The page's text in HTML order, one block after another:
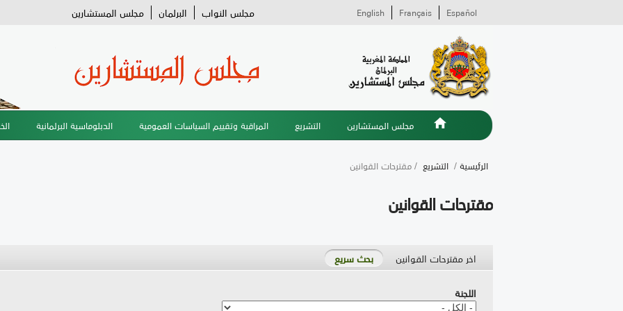
مجلس النواب البرلمان مجلس المستشارين Español
Français
English
مجلس المستشارين التشريع المراقبة وتقييم السياسات العمومية الدبلوماسية البرلمانية
الرئيسية/ التشريع / مقترحات القوانين
مقترحات القوانين
اخر مقترحات القوانين
بحث سريع
اللجنة